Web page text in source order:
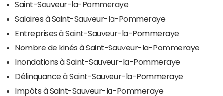
Saint-Sauveur-la-Pommeraye
Salaires à Saint-Sauveur-la-Pommeraye
Entreprises à Saint-Sauveur-la-Pommeraye
Nombre de kinés à Saint-Sauveur-la-Pommeraye
Inondations à Saint-Sauveur-la-Pommeraye
Délinquance à Saint-Sauveur-la-Pommeraye
Impôts à Saint-Sauveur-la-Pommeraye